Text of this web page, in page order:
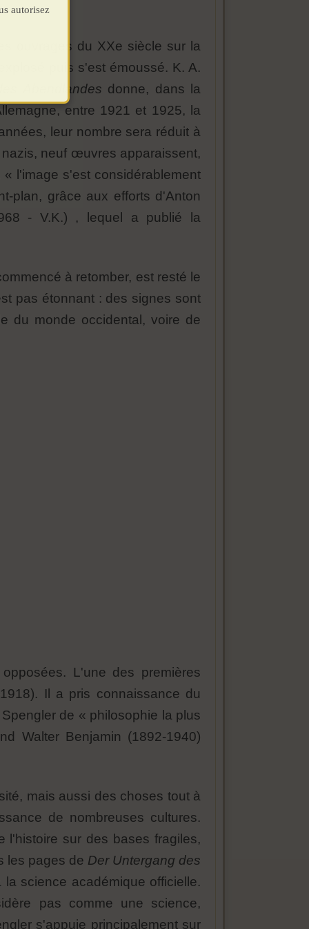
ouvrages du XXe siècle sur la
puis s'est émoussé. K. A.
Abendlandes donne, dans la
entre 1921 et 1925, la
leur nombre sera réduit à
neuf œuvres apparaissent,
l'image s'est considérablement
plan, grâce aux efforts d'Anton
- V.K.) , lequel a publié la
à retomber, est resté le
pas étonnant : des signes sont
du monde occidental, voire de
L'une des premières
Il a pris connaissance du
de « philosophie la plus
Walter Benjamin (1892-1940)
mais aussi des choses tout à
de nombreuses cultures.
l'histoire sur des bases fragiles,
les pages de Der Untergang des
science académique officielle.
pas comme une science,
s'appuie principalement sur
autorisez